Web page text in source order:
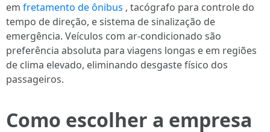
em fretamento de ônibus , tacógrafo para controle do
tempo de direção, e sistema de sinalização de
emergência. Veículos com ar-condicionado são
preferência absoluta para viagens longas e em regiões
de clima elevado, eliminando desgaste físico dos
passageiros.
Como escolher a empresa